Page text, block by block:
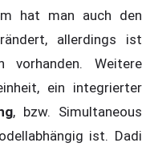
hat man auch den
allerdings ist
Weitere
ein integrierter
, bzw. Simultaneous
ist. Dadi